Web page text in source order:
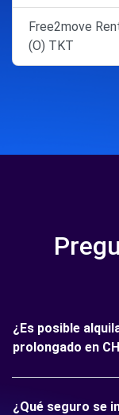
Free2move
(O) TKT
¿Es posible
prolongado en
¿Qué seguro se